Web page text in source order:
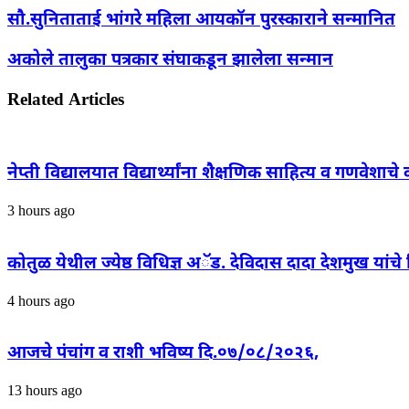
सौ.सुनिताताई भांगरे महिला आयकॉन पुरस्काराने सन्मानित
अकोले तालुका पत्रकार संघाकडून झालेला सन्मान
Related Articles
नेप्ती विद्यालयात विद्यार्थ्यांना शैक्षणिक साहित्य व गणवेशाचे
3 hours ago
कोतुळ येथील ज्येष्ठ विधिज्ञ अॅड. देविदास दादा देशमुख यांचे
4 hours ago
आजचे पंचांग व राशी भविष्य दि.०७/०८/२०२६,
13 hours ago